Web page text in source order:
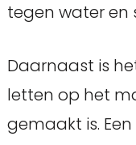
tegen water en
Daarnaast is
letten op het
gemaakt is.